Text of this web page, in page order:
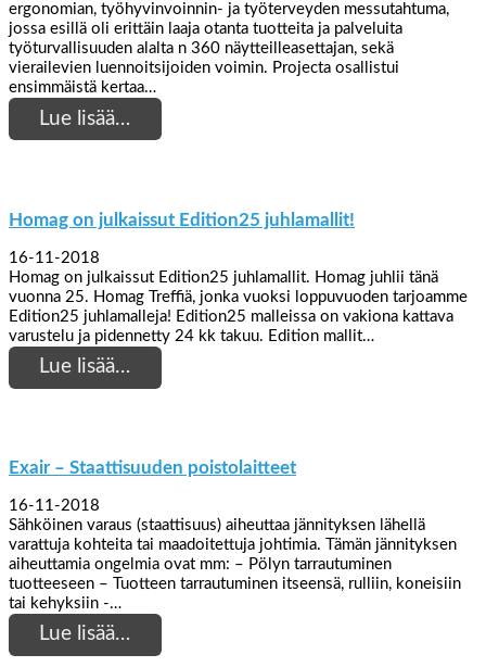
ergonomian, työhyvinvoinnin- ja työterveyden messutahtuma,
jossa esillä oli erittäin laaja otanta tuotteita ja palveluita
työturvallisuuden alalta n 360 näytteilleasettajan, sekä
vierailevien luennoitsijoiden voimin. Projecta osallistui
ensimmäistä kertaa…
Lue lisää…
Homag on julkaissut Edition25 juhlamallit!
16-11-2018
Homag on julkaissut Edition25 juhlamallit. Homag juhlii tänä
vuonna 25. Homag Treffiä, jonka vuoksi loppuvuoden tarjoamme
Edition25 juhlamalleja! Edition25 malleissa on vakiona kattava
varustelu ja pidennetty 24 kk takuu. Edition mallit…
Lue lisää…
Exair – Staattisuuden poistolaitteet
16-11-2018
Sähköinen varaus (staattisuus) aiheuttaa jännityksen lähellä
varattuja kohteita tai maadoitettuja johtimia. Tämän jännityksen
aiheuttamia ongelmia ovat mm: – Pölyn tarrautuminen
tuotteeseen – Tuotteen tarrautuminen itseensä, rulliin, koneisiin
tai kehyksiin -…
Lue lisää…